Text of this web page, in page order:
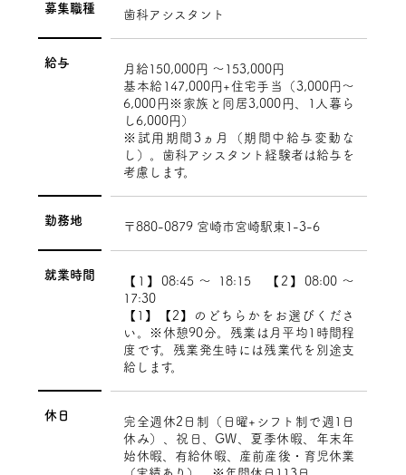
募集職種 歯科アシスタント
給与
月給150,000円 〜153,000円
基本給147,000円+住宅手当（3,000円～
6,000円※家族と同居3,000円、1人暮ら
し6,000円）
※試用期間3ヵ月（期間中給与変動な
し）。歯科アシスタント経験者は給与を
考慮します。
勤務地 〒880-0879 宮崎市宮崎駅東1-3-6
就業時間
【1】08:45 〜 18:15 【2】08:00 〜
17:30
【1】【2】のどちらかをお選びくださ
い。※休憩90分。残業は月平均1時間程
度です。残業発生時には残業代を別途支
給します。
休日
完全週休2日制（日曜+シフト制で週1日
休み）、祝日、GW、夏季休暇、年末年
始休暇、有給休暇、産前産後・育児休業